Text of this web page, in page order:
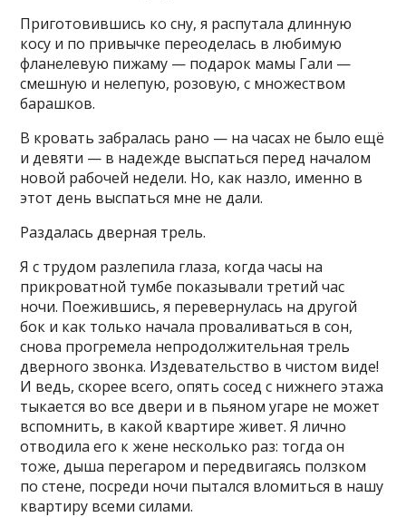
Приготовившись ко сну, я распутала длинную
косу и по привычке переоделась в любимую
фланелевую пижаму — подарок мамы Гали —
смешную и нелепую, розовую, с множеcтвом
барашков.
В кровать забралась рано — на часах не было ещё
и девяти — в надежде выспаться перед началом
новой рабочей недели. Но, как назло, именно в
этот день выспаться мне не дали.
Раздалась дверная трель.
Я с трудом разлепила глаза, когда часы на
прикроватной тумбе показывали третий час
ночи. Поежившись, я перевернулась на другой
бок и как только начала проваливаться в сон,
снова прогремела непродолжительная трель
дверного звонка. Издевательство в чистом виде!
И ведь, скорее всего, опять соcед с нижнего этажа
тыкается во все двери и в пьяном угаре не может
вспомнить, в какой квартире живет. Я лично
отводила его к жене несколько раз: тогда он
тоже, дыша перегаpом и передвигаясь ползком
по стене, посреди ночи пытался вломиться в нашу
квартиру всеми силами.